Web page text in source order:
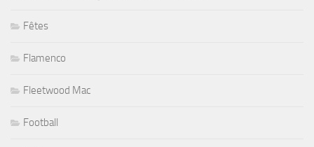
Fêtes
Flamenco
Fleetwood Mac
Football